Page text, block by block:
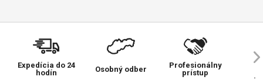
Expedícia do 24
hodín
Osobný odber
Profesionálny
prístup